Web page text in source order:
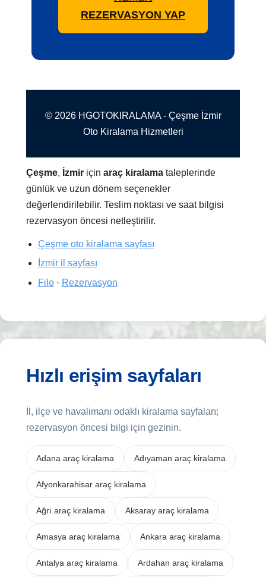
REZERVASYON YAP
© 2026 HGOTOKIRALAMA - Çeşme İzmir
Oto Kiralama Hizmetleri
Çeşme, İzmir içinaraç kiralama taleplerinde
günlük ve uzun dönem seçenekler
değerlendirilebilir. Teslim noktası ve saat bilgisi
rezervasyon öncesi netleştirilir.
Çeşme oto kiralama sayfası
İzmir il sayfası
Filo· Rezervasyon
Hızlı erişim sayfaları
İl, ilçe ve havalimanı odaklı kiralama sayfaları;
rezervasyon öncesi bilgi için gezinin.
Adana araç kiralama Adıyaman araç kiralama
Afyonkarahisar araç kiralama
Ağrı araç kiralama Aksaray araç kiralama
Amasya araç kiralama Ankara araç kiralama
Antalya araç kiralama Ardahan araç kiralama